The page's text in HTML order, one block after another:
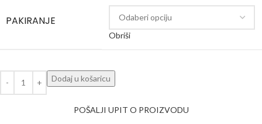
PAKIRANJE
Obriši
Dodaj u košaricu
POŠALJI UPIT O PROIZVODU